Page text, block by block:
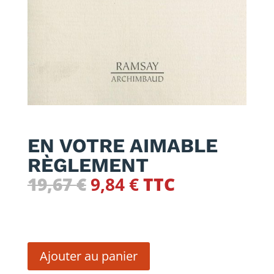
EN VOTRE AIMABLE
RÈGLEMENT
19,67€ Le
était :
19,67 €.
9,84 €Le
est :
TTC
EN
Ajouter au panier